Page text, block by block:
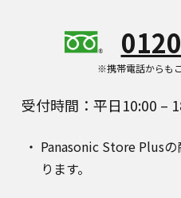
※携帯電話からも
受付時間：平日10:00 –
Panasonic Store Plus
ります。